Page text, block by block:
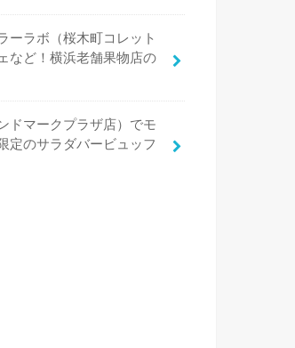
ーラボ（桜木町コレット
など！横浜老舗果物店の
ドマークプラザ店）でモ
定のサラダバービュッフ